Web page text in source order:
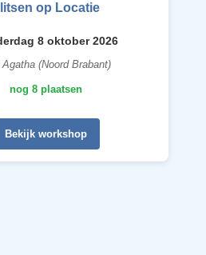
op Locatie
8 oktober 2026
(Noord Brabant)
nog 8 plaatsen
Bekijk workshop